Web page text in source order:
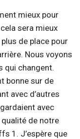
mieux pour
sera mieux
de place pour
Nous voyons
qui changent.
bonne sur de
avec d’autres
avec
de notre
1. J’espère que